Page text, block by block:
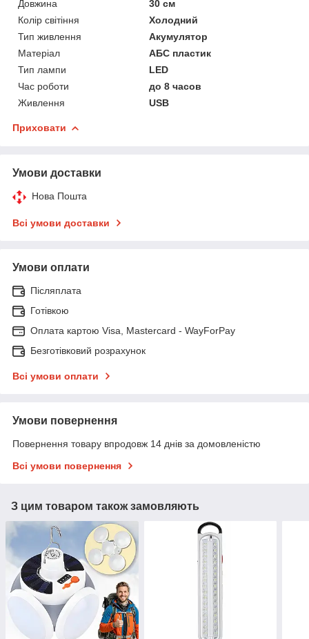
Довжина
30 см
Колір світіння
Холодний
Тип живлення
Акумулятор
Матеріал
АБС пластик
Тип лампи
LED
Час роботи
до 8 часов
Живлення
USB
Приховати
Умови доставки
Нова Пошта
Всі умови доставки
Умови оплати
Післяплата
Готівкою
Оплата картою Visa, Mastercard - WayForPay
Безготівковий розрахунок
Всі умови оплати
Умови повернення
Повернення товару впродовж 14 днів за домовленістю
Всі умови повернення
З цим товаром також замовляють